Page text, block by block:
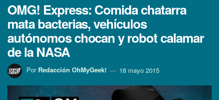
OMG! Express: Comida chatarra
mata bacterias, vehí­culos
autónomos chocan y robot calamar
de la NASA
Por Redacción OhMyGeek! 18 mayo 2015